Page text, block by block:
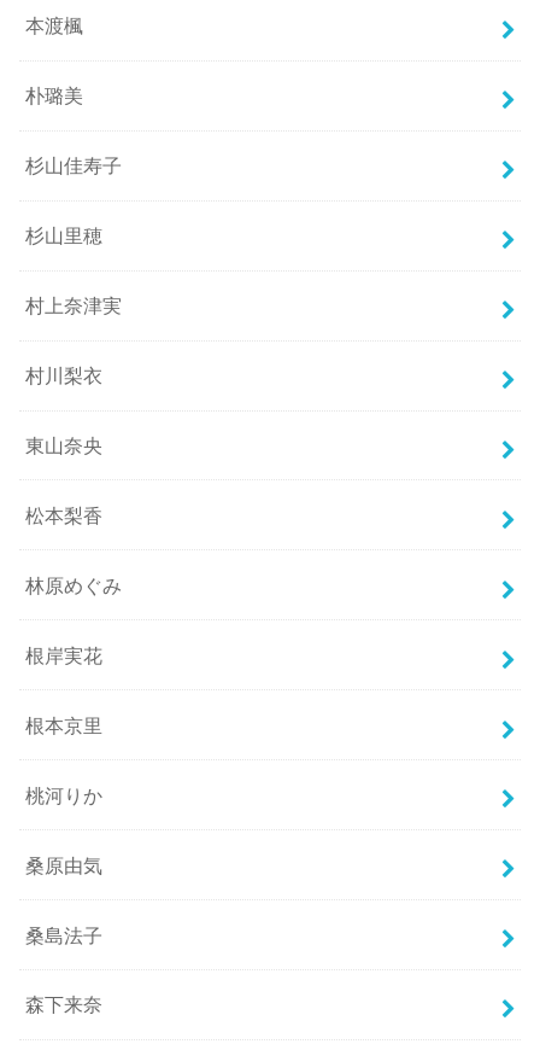
本渡楓
朴璐美
杉山佳寿子
杉山里穂
村上奈津実
村川梨衣
東山奈央
松本梨香
林原めぐみ
根岸実花
根本京里
桃河りか
桑原由気
桑島法子
森下来奈